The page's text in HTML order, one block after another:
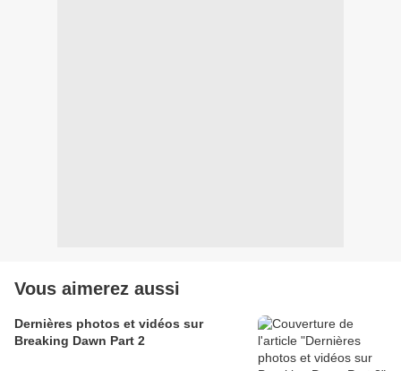
Vous aimerez aussi
Dernières photos et vidéos sur
Breaking Dawn Part 2